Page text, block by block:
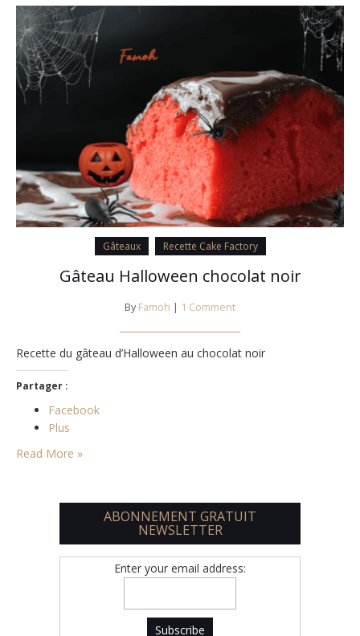
Gâteaux Recette Cake Factory
Gâteau Halloween chocolat noir
By Famoh | 1 Comment
Recette du gâteau d’Halloween au chocolat noir
Partager :
Facebook
Plus
Read More »
ABONNEMENT GRATUIT
NEWSLETTER
Enter your email address: